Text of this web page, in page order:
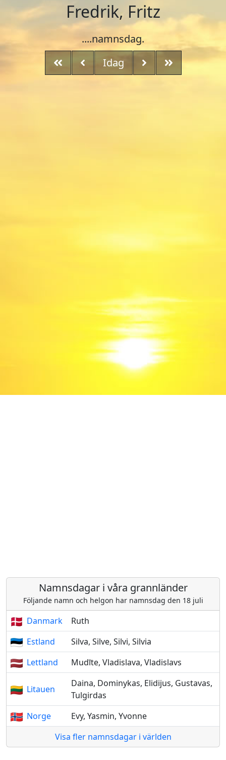
Fredrik, Fritz
....namnsdag.
Idag
Namnsdagar i våra grannländer
Följande namn och helgon har namnsdag den 18 juli
Danmark
Ruth
Estland
Silva, Silve, Silvi, Silvia
Lettland
Mudīte, Vladislava, Vladislavs
Litauen
Daina, Dominykas, Elidijus, Gustavas,
Tulgirdas
Norge
Evy, Yasmin, Yvonne
Visa fler namnsdagar i världen